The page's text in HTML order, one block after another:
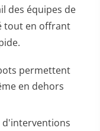
des équipes de
tout en offrant
permettent
en dehors
d'interventions